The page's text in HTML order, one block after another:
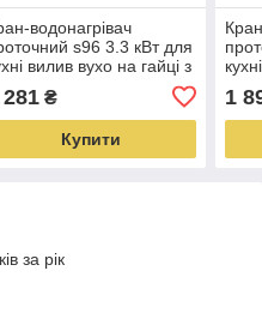
водонагрівач
s96 3.3 кВт для
вилив вухо на гайці з
і термостатом
281₴
Купити
(W)
1
за рік